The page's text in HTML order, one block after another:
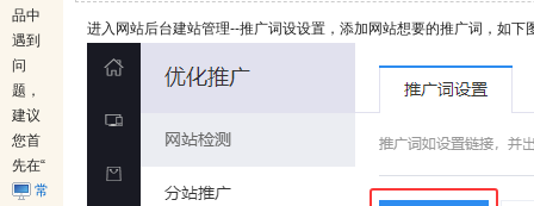
品中
遇到
问
题，
建议
您首
先在“
常
进入网站后台建站管理--推广词设设置，添加网站想要的推广词，如下